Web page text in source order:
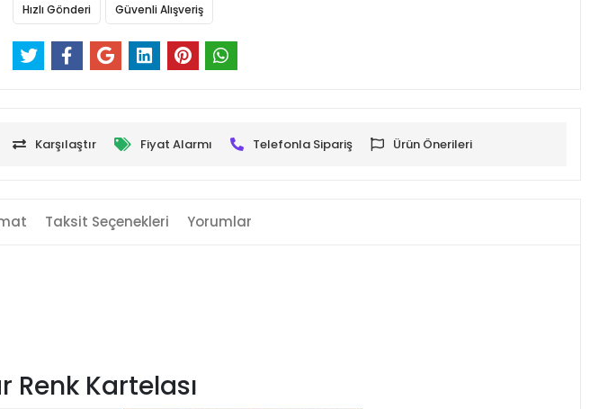
Hızlı Gönderi Güvenli Alışveriş
Karşılaştır Fiyat Alarmı Telefonla Sipariş Ürün Önerileri
Taksit Seçenekleri Yorumlar
Renk Kartelası